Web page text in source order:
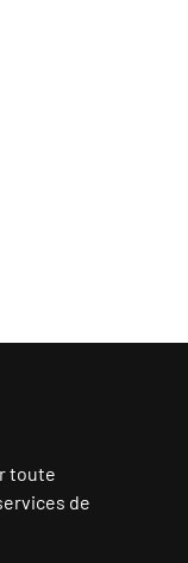
toute
de